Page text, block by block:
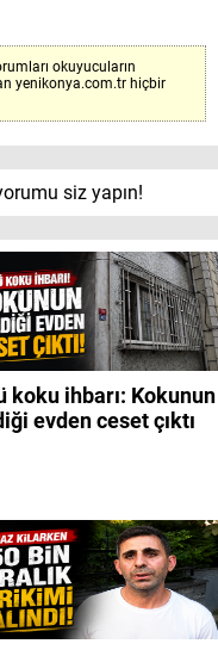
okuyucuların
yenikonya.com.tr hiçbir
siz yapın!
koku ihbarı: Kokunun
evden ceset çıktı